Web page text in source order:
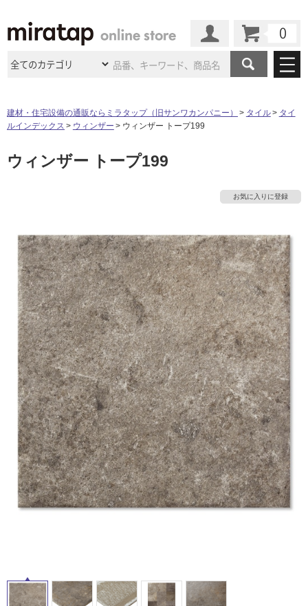
商品カテゴリ
キッチン
トイレ
ウッドデッキ フローリング・床材
収納 インテリア・家具
照明 ペット用品
内装用建材 パネル・壁材
ロートアイアン 天然石・石材
メンテナンス・施工材 新商品
施工事例
施工事例 法人案件納入事例
インタビュー
店舗・施設事例
ショールーム
ショールーム
名古屋ショールーム 京都ショールーム
福岡ショールーム 札幌スマートショールー
ム
横浜スマートショールー
ム
ウェルビーみのおHDC
BOX
ご利用ガイド 初めての方へ
よくある質問 お問い合わせ
修理お問い合わせ クレーム公開
説明書・図面検索 水まわり3年保証
お役立ち情報 住まいのスタイリング
アイデア
ミラタップチャンネル
オンライン相談
その他サービス
ミラタップと創る家
ASOLIE
工事会社紹介Coziコンシ
ェルジュ
自分らしい家づくり
SUVACO
最高のリノベ会社がみつ
かるリノベりす
建材・住宅設備の通販ならミラタップ（旧サンワカンパニー） タイル
タイ
ルインデックス
ウィンザー ウィンザー トープ199
ウィンザー トープ199
お気に入りに登録
タ
イ
屋
内